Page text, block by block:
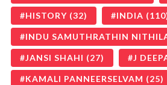
HISTORY (32) INDIA
INDU SAMUTHRATHIN
JANSI SHAHI (27) J
KAMALI PANNEERSELVAM (25)